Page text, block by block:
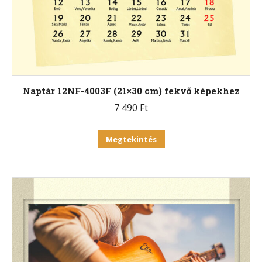
Naptár 12NF-4003F (21×30 cm) fekvő képekhez
7 490 Ft
Megtekintés
variációja
változatok